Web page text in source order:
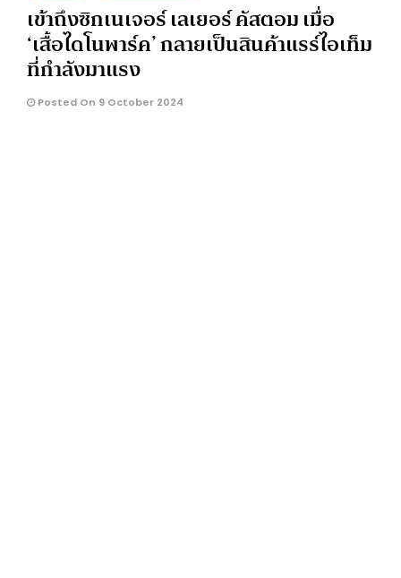
เข้าถึงซิกเนเจอร์ เลเยอร์ คัสตอม เมื่อ
‘เสื้อไดโนพาร์ค’ กลายเป็นสินค้าแรร์ไอเท็ม
ที่กำลังมาแรง
Posted On 9 October 2024